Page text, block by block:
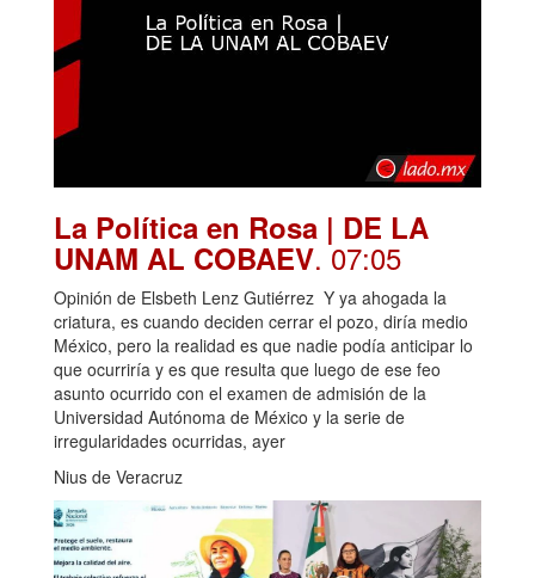
La Política en Rosa | DE LA
UNAM AL COBAEV. 07:05
Opinión de Elsbeth Lenz Gutiérrez Y ya ahogada la
criatura, es cuando deciden cerrar el pozo, diría medio
México, pero la realidad es que nadie podía anticipar lo
que ocurriría y es que resulta que luego de ese feo
asunto ocurrido con el examen de admisión de la
Universidad Autónoma de México y la serie de
irregularidades ocurridas, ayer
Nius de Veracruz